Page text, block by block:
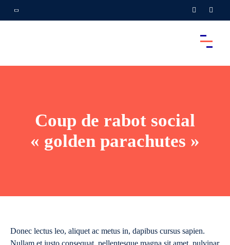
Coup de rabot social
« golden parachutes »
Donec lectus leo, aliquet ac metus in, dapibus cursus sapien.
Nullam et justo consequat, pellentesque magna sit amet, pulvinar